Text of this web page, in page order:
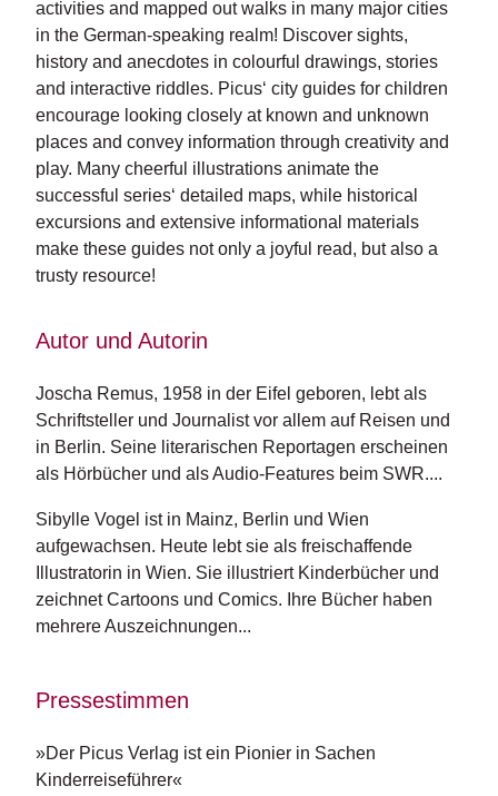
activities and mapped out walks in many major cities
in the German-speaking realm! Discover sights,
history and anecdotes in colourful drawings, stories
and interactive riddles. Picus‘ city guides for children
encourage looking closely at known and unknown
places and convey information through creativity and
play. Many cheerful illustrations animate the
successful series‘ detailed maps, while historical
excursions and extensive informational materials
make these guides not only a joyful read, but also a
trusty resource!
Autor und Autorin
Joscha Remus, 1958 in der Eifel geboren, lebt als
Schriftsteller und Journalist vor allem auf Reisen und
in Berlin. Seine literarischen Reportagen erscheinen
als Hörbücher und als Audio-Features beim SWR....
Sibylle Vogel ist in Mainz, Berlin und Wien
aufgewachsen. Heute lebt sie als freischaffende
Illustratorin in Wien. Sie illustriert Kinderbücher und
zeichnet Cartoons und Comics. Ihre Bücher haben
mehrere Auszeichnungen...
Pressestimmen
»Der Picus Verlag ist ein Pionier in Sachen
Kinderreiseführer«